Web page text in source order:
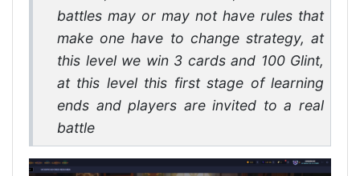
battles may or may not have rules that
make one have to change strategy, at
this level we win 3 cards and 100 Glint,
at this level this first stage of learning
ends and players are invited to a real
battle